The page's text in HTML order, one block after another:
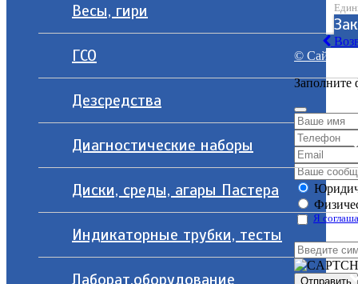
Весы, гири
ГСО
Дезсредства
Диагностические наборы
Диски, среды, агары Пастера
Индикаторные трубки, тесты
Лаборат.оборудование
© Сайт
Заполните
Я